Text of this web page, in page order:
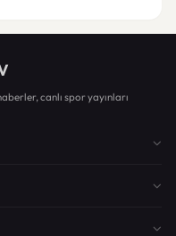
canlı spor yayınları